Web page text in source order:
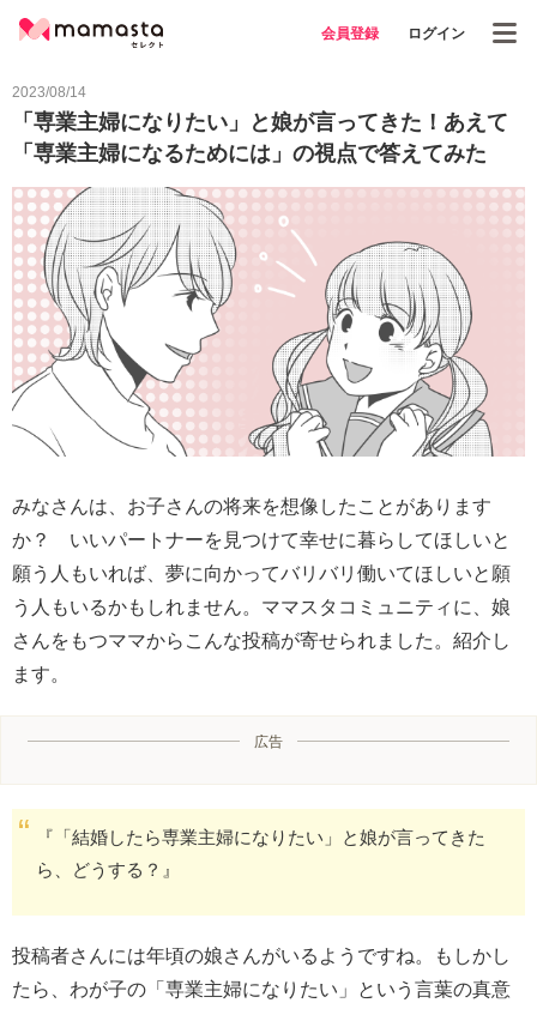
会員登録 ログイン
2023/08/14
「専業主婦になりたい」と娘が言ってきた！あえて
「専業主婦になるためには」の視点で答えてみた
みなさんは、お子さんの将来を想像したことがあります
か？ いいパートナーを見つけて幸せに暮らしてほしいと
願う人もいれば、夢に向かってバリバリ働いてほしいと願
う人もいるかもしれません。ママスタコミュニティに、娘
さんをもつママからこんな投稿が寄せられました。紹介し
ます。
広告
『「結婚したら専業主婦になりたい」と娘が言ってきた
ら、どうする？』
投稿者さんには年頃の娘さんがいるようですね。もしかし
たら、わが子の「専業主婦になりたい」という言葉の真意